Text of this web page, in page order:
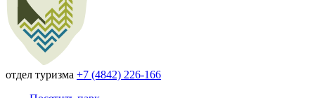
отдел туризма +7 (4842) 226-166